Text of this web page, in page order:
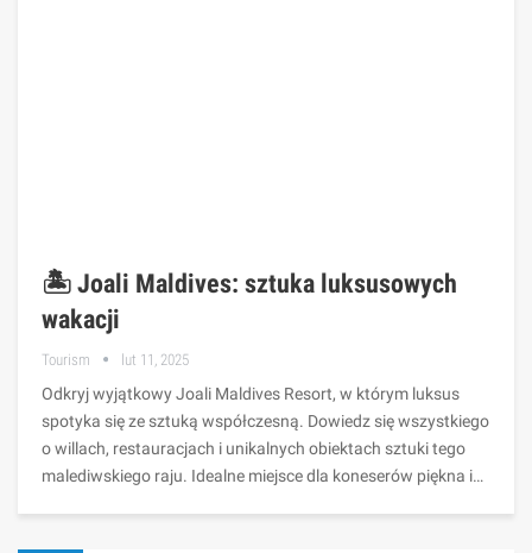
🏝️ Joali Maldives: sztuka luksusowych
wakacji
Tourism lut 11, 2025
Odkryj wyjątkowy Joali Maldives Resort, w którym luksus
spotyka się ze sztuką współczesną. Dowiedz się wszystkiego
o willach, restauracjach i unikalnych obiektach sztuki tego
malediwskiego raju. Idealne miejsce dla koneserów piękna i…